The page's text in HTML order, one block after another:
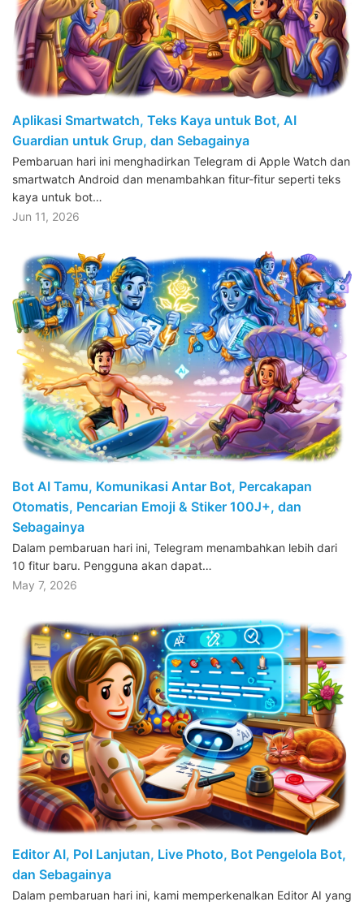
Aplikasi Smartwatch, Teks Kaya untuk Bot, AI
Guardian untuk Grup, dan Sebagainya
Pembaruan hari ini menghadirkan Telegram di Apple Watch dan
smartwatch Android dan menambahkan fitur-fitur seperti teks
kaya untuk bot…
Jun 11, 2026
Bot AI Tamu, Komunikasi Antar Bot, Percakapan
Otomatis, Pencarian Emoji & Stiker 100J+, dan
Sebagainya
Dalam pembaruan hari ini, Telegram menambahkan lebih dari
10 fitur baru. Pengguna akan dapat…
May 7, 2026
Editor AI, Pol Lanjutan, Live Photo, Bot Pengelola Bot,
dan Sebagainya
Dalam pembaruan hari ini, kami memperkenalkan Editor AI yang